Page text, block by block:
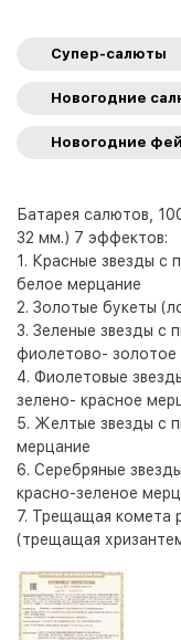
Супер-салюты
Новогодние
Новогодние
Батарея салютов,
32 мм.) 7 эффектов:
1. Красные звезды с
белое мерцание
2. Золотые букеты
3. Зеленые звезды с
фиолетово- золотое
4. Фиолетовые
зелено- красное
5. Желтые звезды с
мерцание
6. Серебряные
красно-зеленое
7. Трещащая комета
(трещащая